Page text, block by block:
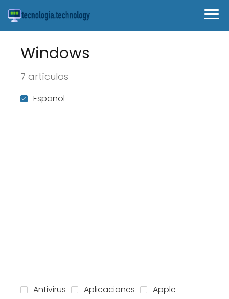
Windows
7 artículos
Español
Antivirus Aplicaciones
Apple